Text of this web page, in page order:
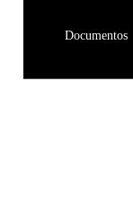
Documentos